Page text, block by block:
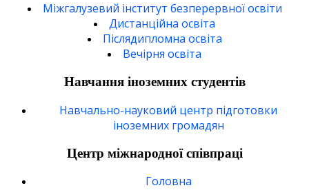
Міжгалузевий інститут безперервної освіти
Дистанційна освіта
Післядипломна освіта
Вечірня освіта
Навчання іноземних студентів
Навчально-науковий центр підготовки
іноземних громадян
Центр міжнародної співпраці
Головна